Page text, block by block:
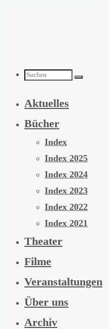
Suchen
nach:
Aktuelles
Bücher
Index
Index 2025
Index 2024
Index 2023
Index 2022
Index 2021
Theater
Filme
Veranstaltungen
Über uns
Archiv